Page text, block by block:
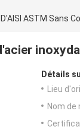
ASTM Sans
Détails
Lieu
Nom de